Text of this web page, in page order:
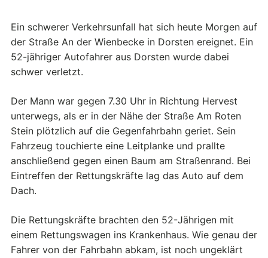
Ein schwerer Verkehrsunfall hat sich heute Morgen auf
der Straße An der Wienbecke in Dorsten ereignet. Ein
52-jähriger Autofahrer aus Dorsten wurde dabei
schwer verletzt.
Der Mann war gegen 7.30 Uhr in Richtung Hervest
unterwegs, als er in der Nähe der Straße Am Roten
Stein plötzlich auf die Gegenfahrbahn geriet. Sein
Fahrzeug touchierte eine Leitplanke und prallte
anschließend gegen einen Baum am Straßenrand. Bei
Eintreffen der Rettungskräfte lag das Auto auf dem
Dach.
Die Rettungskräfte brachten den 52-Jährigen mit
einem Rettungswagen ins Krankenhaus. Wie genau der
Fahrer von der Fahrbahn abkam, ist noch ungeklärt